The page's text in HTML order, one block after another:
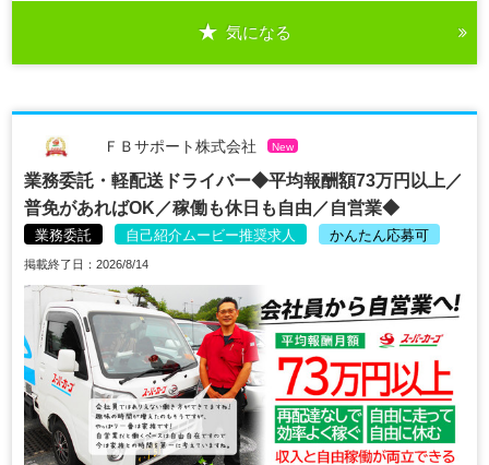
気になる
ＦＢサポート株式会社 New
業務委託・軽配送ドライバー◆平均報酬額73万円以上／
普免があればOK／稼働も休日も自由／自営業◆
業務委託 自己紹介ムービー推奨求人 かんたん応募可
掲載終了日：2026/8/14